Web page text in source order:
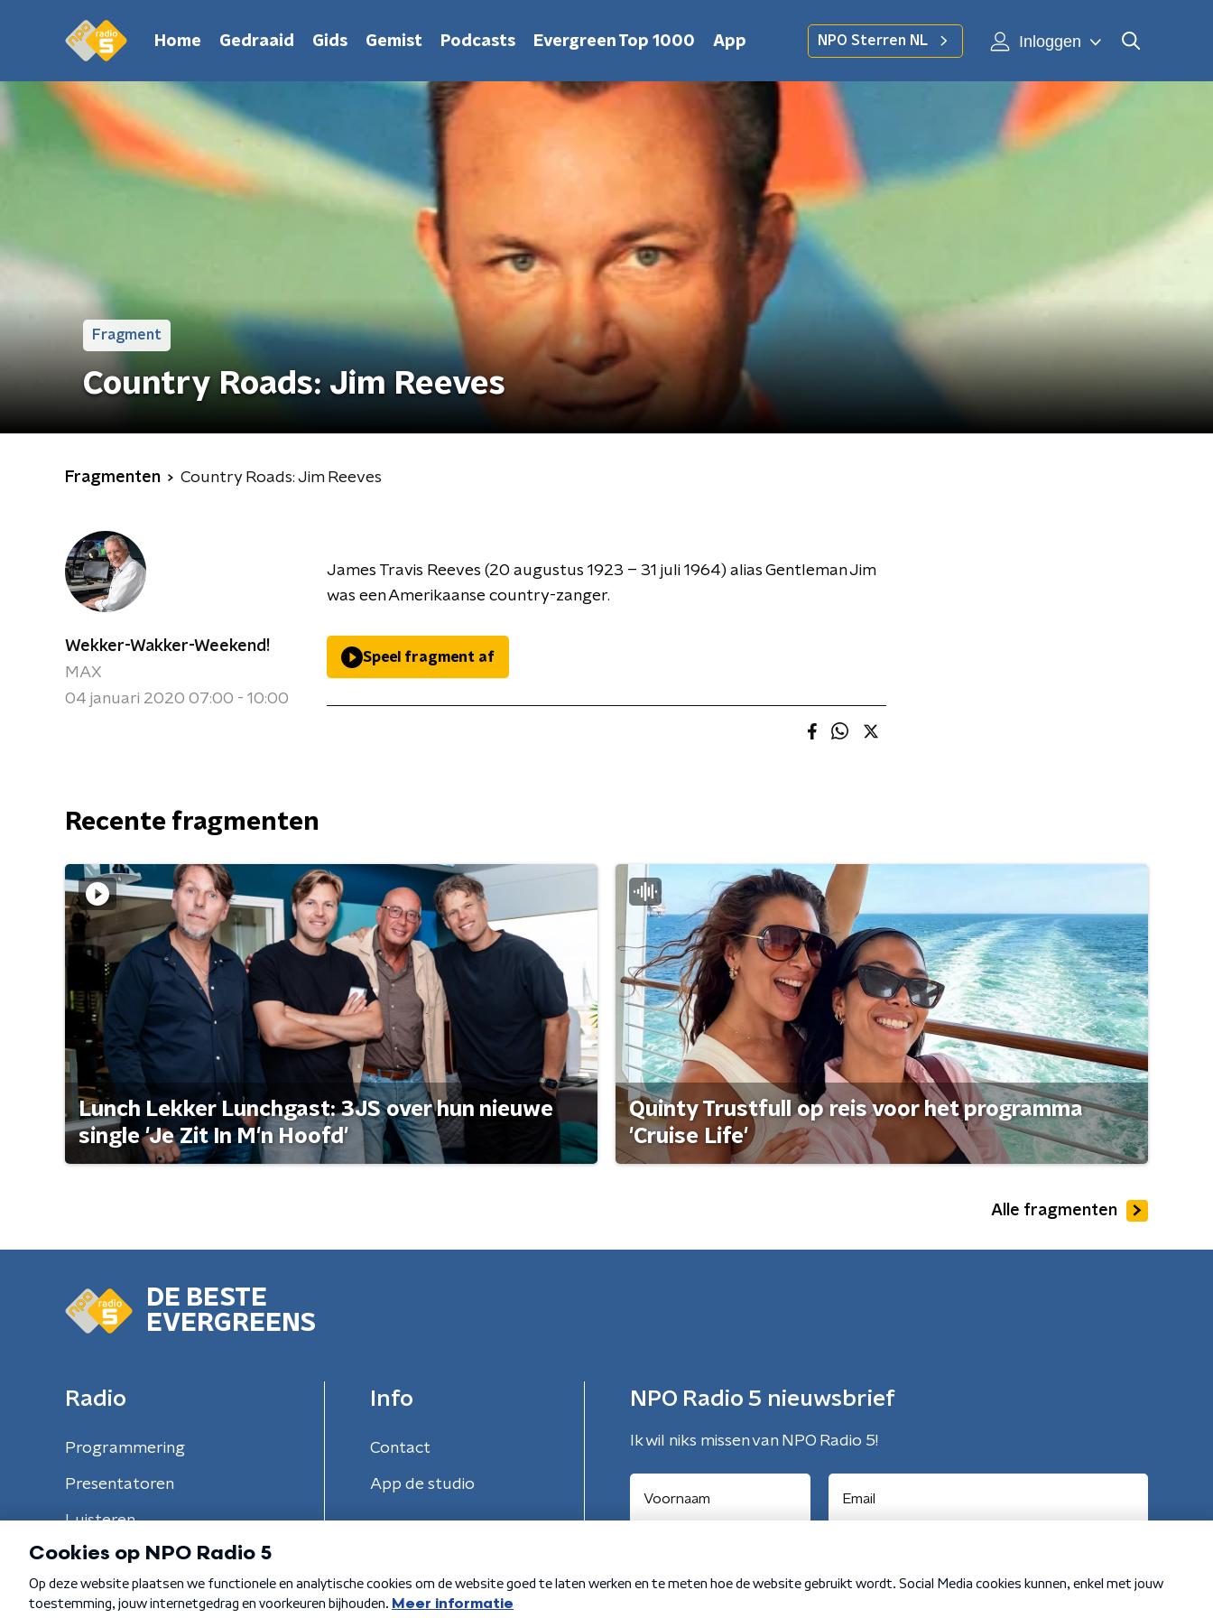
Home Gedraaid Gids Gemist Podcasts Evergreen Top 1000 App NPO Sterren NL Inloggen
Fragment
Country Roads: Jim Reeves
Fragmenten Country Roads: Jim Reeves
Wekker-Wakker-Weekend!
MAX
04 januari 2020 07:00 - 10:00
James Travis Reeves (20 augustus 1923 – 31 juli 1964) alias Gentleman Jim
was een Amerikaanse country-zanger.
Speel fragment af
Recente fragmenten
Lunch Lekker Lunchgast: 3JS over hun nieuwe
single 'Je Zit In M'n Hoofd'
Quinty Trustfull op reis voor het programma
'Cruise Life'
Alle fragmenten
DE BESTE
EVERGREENS
Radio
Programmering
Presentatoren
Luisteren
Info
Contact
App de studio
NPO Radio 5 nieuwsbrief
Ik wil niks missen van NPO Radio 5!
Algemene voorwaarden Privacybeleid